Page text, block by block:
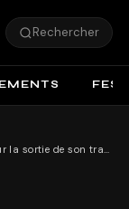
Rechercher
Aazar retourne une boulangerie pour la sortie de son track « DIVA »